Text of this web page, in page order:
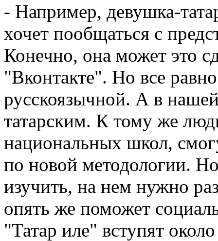
- Например, девушка-
хочет пообщаться с
Конечно, она может это
"Вконтакте". Но все
русскоязычной. А в
татарским. К тому же
национальных школ,
по новой методологии.
изучить, на нем нужно
опять же поможет
"Татар иле" вступят